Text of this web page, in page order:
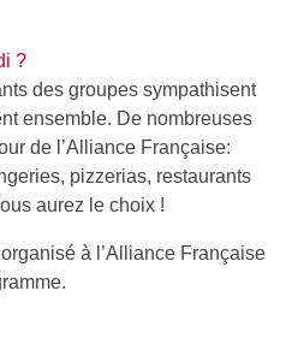
?
des groupes sympathisent
ensemble. De nombreuses
de l’Alliance Française:
pizzerias, restaurants
aurez le choix !
à l’Alliance Française